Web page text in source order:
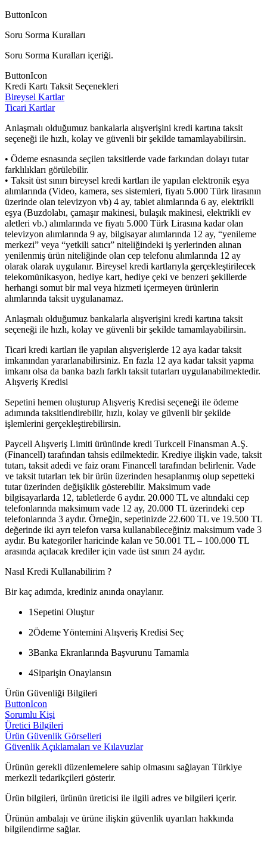
ButtonIcon
Soru Sorma Kuralları
Soru Sorma Kuralları içeriği.
ButtonIcon
Kredi Kartı Taksit Seçenekleri
Bireysel Kartlar
Ticari Kartlar
Anlaşmalı olduğumuz bankalarla alışverişini kredi kartına taksit
seçeneği ile hızlı, kolay ve güvenli bir şekilde tamamlayabilirsin.
• Ödeme esnasında seçilen taksitlerde vade farkından dolayı tutar
farklılıkları görülebilir.
• Taksit üst sınırı bireysel kredi kartları ile yapılan elektronik eşya
alımlarında (Video, kamera, ses sistemleri, fiyatı 5.000 Türk lirasının
üzerinde olan televizyon vb) 4 ay, tablet alımlarında 6 ay, elektrikli
eşya (Buzdolabı, çamaşır makinesi, bulaşık makinesi, elektrikli ev
aletleri vb.) alımlarında ve fiyatı 5.000 Türk Lirasına kadar olan
televizyon alımlarında 9 ay, bilgisayar alımlarında 12 ay, “yenileme
merkezi” veya “yetkili satıcı” niteliğindeki iş yerlerinden alınan
yenilenmiş ürün niteliğinde olan cep telefonu alımlarında 12 ay
olarak olarak uygulanır. Bireysel kredi kartlarıyla gerçekleştirilecek
telekomünikasyon, hediye kart, hediye çeki ve benzeri şekillerde
herhangi somut bir mal veya hizmeti içermeyen ürünlerin
alımlarında taksit uygulanamaz.
Anlaşmalı olduğumuz bankalarla alışverişini kredi kartına taksit
seçeneği ile hızlı, kolay ve güvenli bir şekilde tamamlayabilirsin.
Ticari kredi kartları ile yapılan alışverişlerde 12 aya kadar taksit
imkanından yararlanabilirsiniz. En fazla 12 aya kadar taksit yapma
imkanı olsa da banka bazlı farklı taksit tutarları uygulanabilmektedir.
Alışveriş Kredisi
Sepetini hemen oluşturup Alışveriş Kredisi seçeneği ile ödeme
adımında taksitlendirebilir, hızlı, kolay ve güvenli bir şekilde
işlemlerini gerçekleştirebilirsin.
Paycell Alışveriş Limiti ürününde kredi Turkcell Finansman A.Ş.
(Financell) tarafından tahsis edilmektedir. Krediye ilişkin vade, taksit
tutarı, taksit adedi ve faiz oranı Financell tarafından belirlenir. Vade
ve taksit tutarları tek bir ürün üzerinden hesaplanmış olup sepetteki
tutar üzerinden değişiklik gösterebilir. Maksimum vade
bilgisayarlarda 12, tabletlerde 6 aydır. 20.000 TL ve altındaki cep
telefonlarında maksimum vade 12 ay, 20.000 TL üzerindeki cep
telefonlarında 3 aydır. Örneğin, sepetinizde 22.600 TL ve 19.500 TL
değerinde iki ayrı telefon varsa kullanabileceğiniz maksimum vade 3
aydır. Bu kategoriler haricinde kalan ve 50.001 TL – 100.000 TL
arasında açılacak krediler için vade üst sınırı 24 aydır.
Nasıl Kredi Kullanabilirim ?
Bir kaç adımda, krediniz anında onaylanır.
1 Sepetini Oluştur
2Ödeme Yöntemini Alışveriş Kredisi Seç
3Banka Ekranlarında Başvurunu Tamamla
4Siparişin Onaylansın
Ürün Güvenliği Bilgileri
ButtonIcon
Sorumlu Kişi
Üretici Bilgileri
Ürün Güvenlik Görselleri
Güvenlik Açıklamaları ve Kılavuzlar
Ürünün gerekli düzenlemelere sahip olmasını sağlayan Türkiye
merkezli tedarikçileri gösterir.
Ürün bilgileri, ürünün üreticisi ile ilgili adres ve bilgileri içerir.
Ürünün ambalajı ve ürüne ilişkin güvenlik uyarıları hakkında
bilgilendirme sağlar.